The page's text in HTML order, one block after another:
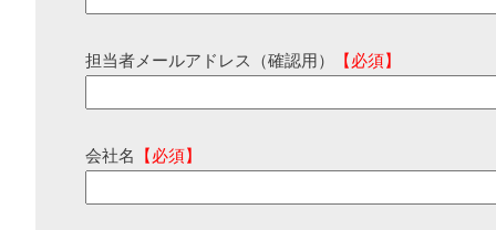
担当者メールアドレス（確認用） 【必須】
会社名 【必須】